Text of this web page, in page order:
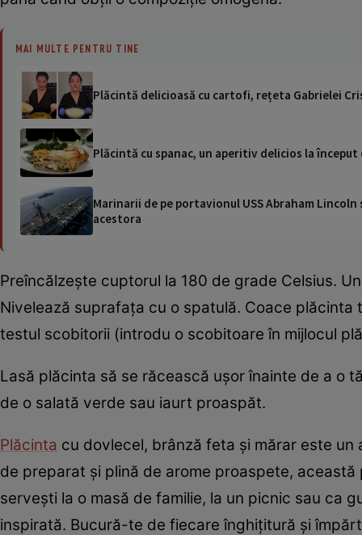
MAI MULTE PENTRU TINE
Plăcintă delicioasă cu cartofi, rețeta Gabrielei
Plăcintă cu spanac, un aperitiv delicios la început
Marinarii de pe portavionul USS Abraham
acestora
Preîncălzește cuptorul la 180 de grade Celsius.
Nivelează suprafața cu o spatulă. Coace
testul scobitorii (introdu o scobitoare în mijlocul
Lasă plăcinta să se răcească ușor înainte de a o
de o salată verde sau iaurt proaspăt.
Plăcinta cu dovlecel, brânză feta și mărar este
de preparat și plină de arome proaspete,
servești la o masă de familie, la un picnic sau ca
inspirată. Bucură-te de fiecare înghițitură și